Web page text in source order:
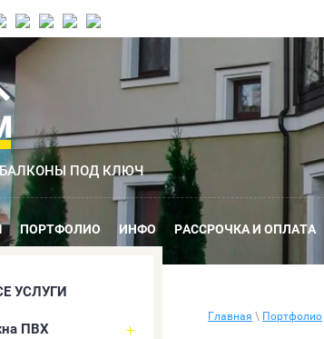
ПОД КЛЮЧ
ПОРТФОЛИО ИНФО РАССРОЧКА И ОПЛАТА
УСЛУГИ
ПВХ
Главная \ Портфолио